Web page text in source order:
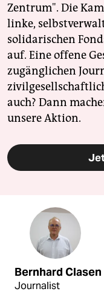
Zentrum". Die
linke,
solidarischen
auf. Eine offene
zugänglichen
auch? Dann
unsere Aktion.
Bernhard Clasen
Journalist